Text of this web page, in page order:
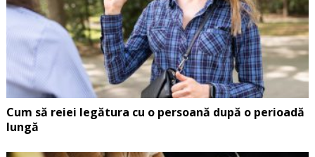
Cum să reiei legătura cu o persoană după o perioadă
lungă